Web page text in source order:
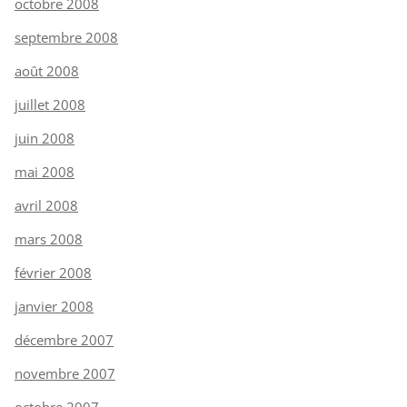
septembre 2008
août 2008
juillet 2008
juin 2008
mai 2008
avril 2008
mars 2008
février 2008
janvier 2008
décembre 2007
novembre 2007